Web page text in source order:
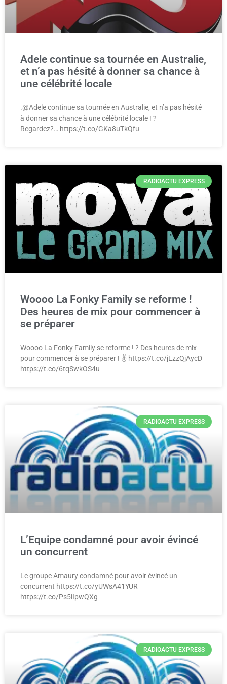
Adele continue sa tournée en Australie,
et n’a pas hésité à donner sa chance à
une célébrité locale
.@Adele continue sa tournée en Australie, et n’a pas hésité
à donner sa chance à une célébrité locale ! ?
Regardez?… https://t.co/GKa8uTkQfu
RADIOACTU EXPRESS
Woooo La Fonky Family se reforme !
Des heures de mix pour commencer à
se préparer
Woooo La Fonky Family se reforme ! ? Des heures de mix
pour commencer à se préparer ! ✌️ https://t.co/jLzzQjAycD
https://t.co/6tqSwkOS4u
RADIOACTU EXPRESS
L’Equipe condamné pour avoir évincé
un concurrent
Le groupe Amaury condamné pour avoir évincé un
concurrent https://t.co/yUWsA41YUR
https://t.co/Ps5iIpwQXg
RADIOACTU EXPRESS